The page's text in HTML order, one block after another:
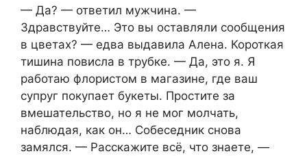
— Да? — ответил мужчина. —
Здравствуйте… Это вы оставляли сообщения
в цветах? — едва выдавила Алена. Короткая
тишина повисла в трубке. — Да, это я. Я
работаю флористом в магазине, где ваш
супруг покупает букеты. Простите за
вмешательство, но я не мог молчать,
наблюдая, как он… Собеседник снова
замялся. — Расскажите всё, что знаете, —